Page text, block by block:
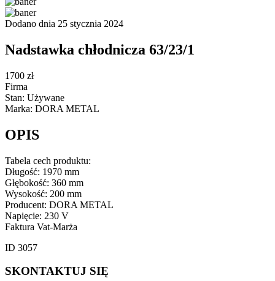
Dodano dnia 25 stycznia 2024
Nadstawka chłodnicza 63/23/1
1700 zł
Firma
Stan: Używane
Marka: DORA METAL
OPIS
Tabela cech produktu:
Długość: 1970 mm
Głębokość: 360 mm
Wysokość: 200 mm
Producent: DORA METAL
Napięcie: 230 V
Faktura Vat-Marża
ID 3057
SKONTAKTUJ SIĘ